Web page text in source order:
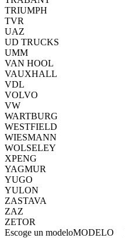
TRIUMPH
TVR
UAZ
UD TRUCKS
UMM
VAN HOOL
VAUXHALL
VDL
VOLVO
VW
WARTBURG
WESTFIELD
WIESMANN
WOLSELEY
XPENG
YAGMUR
YUGO
YULON
ZASTAVA
ZAZ
ZETOR
Escoge un modeloMODELO